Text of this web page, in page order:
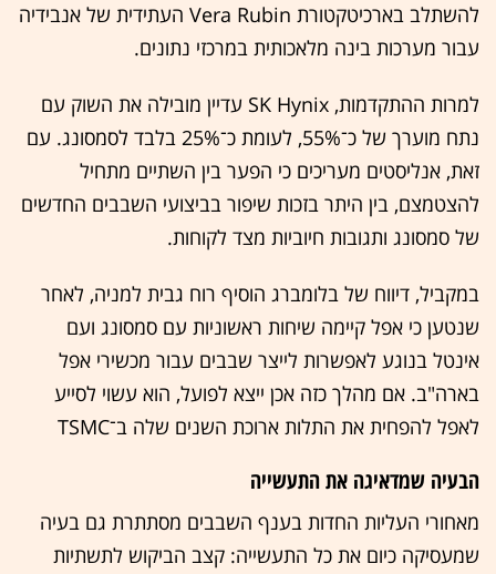
להשתלב בארכיטקטורת Vera Rubin העתידית של אנבידיה
עבור מערכות בינה מלאכותית במרכזי נתונים.
למרות ההתקדמות, SK Hynix עדיין מובילה את השוק עם
נתח מוערך של כ־55%, לעומת כ־25% בלבד לסמסונג. עם
זאת, אנליסטים מעריכים כי הפער בין השתיים מתחיל
להצטמצם, בין היתר בזכות שיפור בביצועי השבבים החדשים
של סמסונג ותגובות חיוביות מצד לקוחות.
במקביל, דיווח של בלומברג הוסיף רוח גבית למניה, לאחר
שנטען כי אפל קיימה שיחות ראשוניות עם סמסונג ועם
אינטל בנוגע לאפשרות לייצר שבבים עבור מכשירי אפל
בארה"ב. אם מהלך כזה אכן ייצא לפועל, הוא עשוי לסייע
לאפל להפחית את התלות ארוכת השנים שלה ב־TSMC
הבעיה שמדאיגה את התעשייה
מאחורי העליות החדות בענף השבבים מסתתרת גם בעיה
שמעסיקה כיום את כל התעשייה: קצב הביקוש לתשתיות